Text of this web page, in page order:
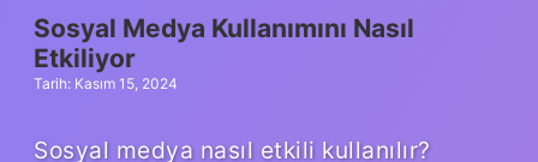
Sosyal Medya Kullanımını Nasıl
Etkiliyor
Tarih: Kasım 15, 2024
Sosyal medya nasıl etkili kullanılır?